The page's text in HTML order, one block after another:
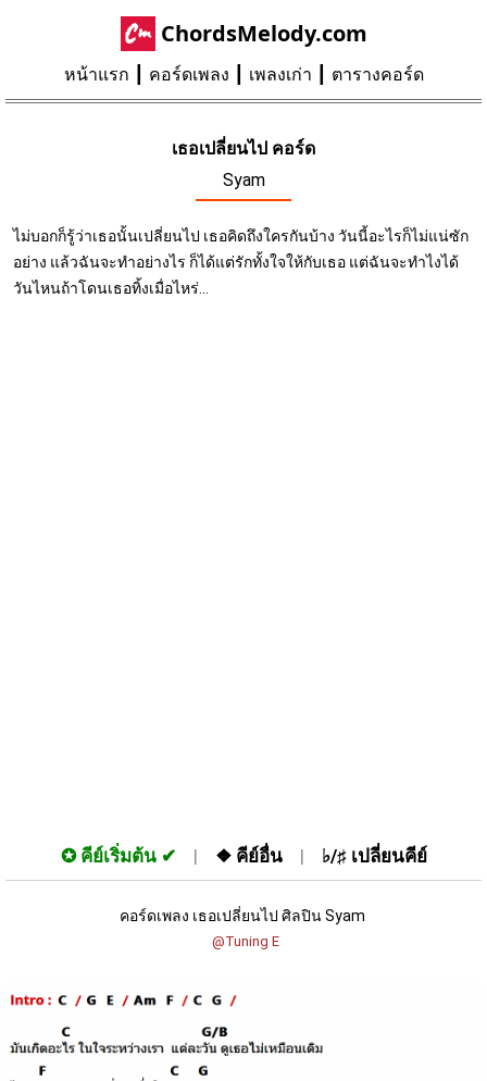
ChordsMelody.com
หน้าแรก คอร์ดเพลง เพลงเก่า ตารางคอร์ด
เธอเปลี่ยนไป คอร์ด
Syam
ไม่บอกก็รู้ว่าเธอนั้นเปลี่ยนไป เธอคิดถึงใครกันบ้าง วันนี้อะไรก็ไม่แน่ซัก
อย่าง แล้วฉันจะทำอย่างไร ก็ได้แต่รักทั้งใจให้กับเธอ แต่ฉันจะทำไงได้
วันไหนถ้าโดนเธอทิ้งเมื่อไหร่...
✪ คีย์เริ่มต้น ❖ คีย์อื่น ♭/♯ เปลี่ยนคีย์
คอร์ดเพลง เธอเปลี่ยนไป ศิลปิน Syam
@Tuning E